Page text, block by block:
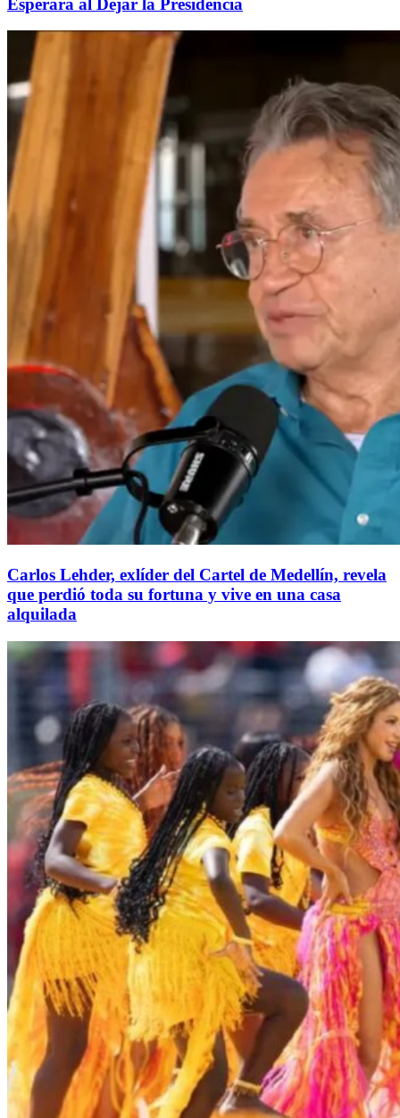
Esperará al Dejar la Presidencia
Carlos Lehder, exlíder del Cartel de Medellín, revela
que perdió toda su fortuna y vive en una casa
alquilada